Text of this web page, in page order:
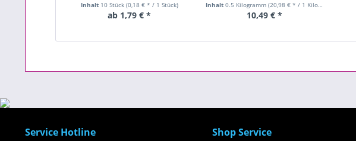
Inhalt 10 Stück (0,18 € * / 1 Stück)
ab 1,79 € *
Inhalt0.5 Kilogramm(20,98 € * / 1 Kilogramm)
10,49 € *
Service Hotline Shop Service